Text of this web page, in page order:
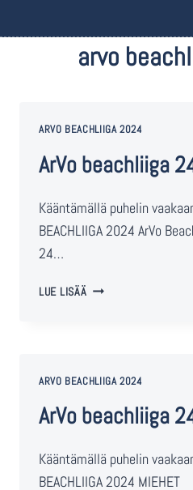
arvo
ARVO BEACHLIIGA 2024
ArVo beachliiga
Kääntämällä puhelin
BEACHLIIGA 2024 ArVo
24…
LUE LISÄÄ
ARVO BEACHLIIGA 2024
ArVo beachliiga
Kääntämällä puhelin
BEACHLIIGA 2024 MIEHET